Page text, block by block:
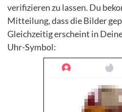
verifizieren zu lassen. Du
Mitteilung, dass die Bilder
Gleichzeitig erscheint in
Uhr-Symbol: